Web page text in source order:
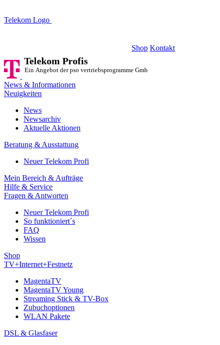
Telekom Logo
Shop Kontakt
Telekom Profis
Ein Angebot der pso vertriebsprogramme GmbH
News & Informationen
Neuigkeiten
News
Newsarchiv
Aktuelle Aktionen
Beratung & Ausstattung
Neuer Telekom Profi
Mein Bereich & Aufträge
Hilfe & Service
Fragen & Antworten
Neuer Telekom Profi
So funktioniert´s
FAQ
Wissen
Shop
TV+Internet+Festnetz
MagentaTV
MagentaTV Young
Streaming Stick & TV-Box
Zubuchoptionen
WLAN Pakete
DSL & Glasfaser